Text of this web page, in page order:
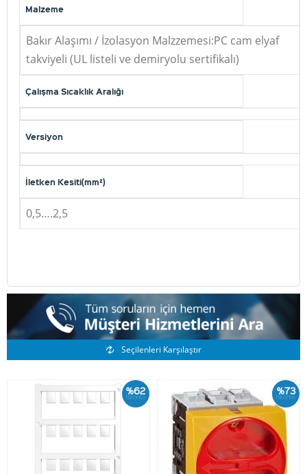
Malzeme
Bakır Alaşımı / İzolasyon Malzzemesi:PC cam elyaf
takviyeli (UL listeli ve demiryolu sertifikalı)
Çalışma Sıcaklık Aralığı
Versiyon
İletken Kesiti(mm²)
0,5….2,5
Benzer Ürünler
Seçilenleri Karşılaştır
%62
İskonto %73
İskonto